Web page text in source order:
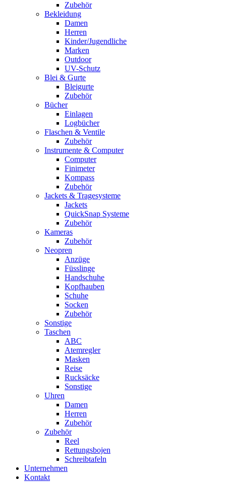
Zubehör
Bekleidung
Damen
Herren
Kinder/Jugendliche
Marken
Outdoor
UV-Schutz
Blei & Gurte
Bleigurte
Zubehör
Bücher
Einlagen
Logbücher
Flaschen & Ventile
Zubehör
Instrumente & Computer
Computer
Finimeter
Kompass
Zubehör
Jackets & Tragesysteme
Jackets
QuickSnap Systeme
Zubehör
Kameras
Zubehör
Neopren
Anzüge
Füsslinge
Handschuhe
Kopfhauben
Schuhe
Socken
Zubehör
Sonstige
Taschen
ABC
Atemregler
Masken
Reise
Rucksäcke
Sonstige
Uhren
Damen
Herren
Zubehör
Zubehör
Reel
Rettungsbojen
Schreibtafeln
Unternehmen
Kontakt